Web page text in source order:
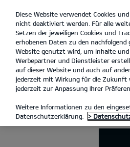
open
menu
Diese Website verwendet Cookies
nicht deaktiviert werden. Für alle
Setzen der jeweiligen Cookies und
erhobenen Daten zu den
Website genutzt wird, um Inhalte
Werbepartner und Dienstleister
auf dieser Website und auch auf
jederzeit mit Wirkung für die Zukunft
jederzeit zur Anpassung Ihrer
Weitere Informationen zu den
Datenschutzerklärung.
>